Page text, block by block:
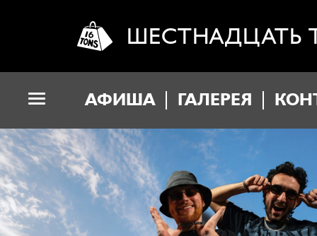
ШЕСТНАДЦАТЬ
АФИША ГАЛЕРЕЯ